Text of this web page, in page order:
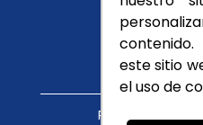
este sitio
el uso de
Política de